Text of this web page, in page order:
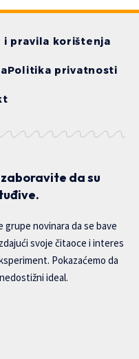
i pravila korištenja
Politika privatnosti
da su
grupe novinara da se bave
svoje čitaoce i interes
Pokazaćemo da
ideal.